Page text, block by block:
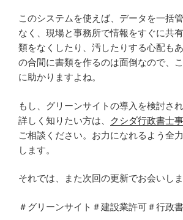
このシステムを使えば、データを一括
なく、現場と事務所で情報をすぐに共
類をなくしたり、汚したりする心配も
の合間に書類を作るのは面倒なので、
に助かりますよね。
もし、グリーンサイトの導入を検討さ
詳しく知りたい方は、
クシダ行政書士
ご相談ください。お力になれるよう全
します。
それでは、また次回の更新でお会いし
＃グリーンサイト＃建設業許可＃行政